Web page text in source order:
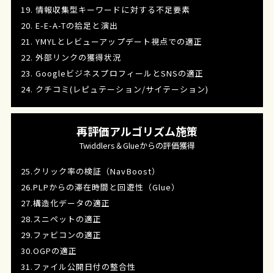
19. 情報収集型キーワードに対する不足要素
20. E-E-A-Tの拾足と演出
21. YMYLとレビューアップデート視点での適正
22. 外部リンクの獲得状況
23. GoogleビジネスプロフィールとSNSの適正
24. クチコミ(レピュテーション/サイテーション)
再評価アルゴリズム施策
Twiddlers＆Glueからの評価獲得
25.クリック率の検証（NavBoost）
26.PLPからの滞在時間と回遊性（Glue）
27.構造化データの適正
28.スニペットの適正
29.ファビコンの適正
30.OGPの適正
31.ファイル公開日付の整合性